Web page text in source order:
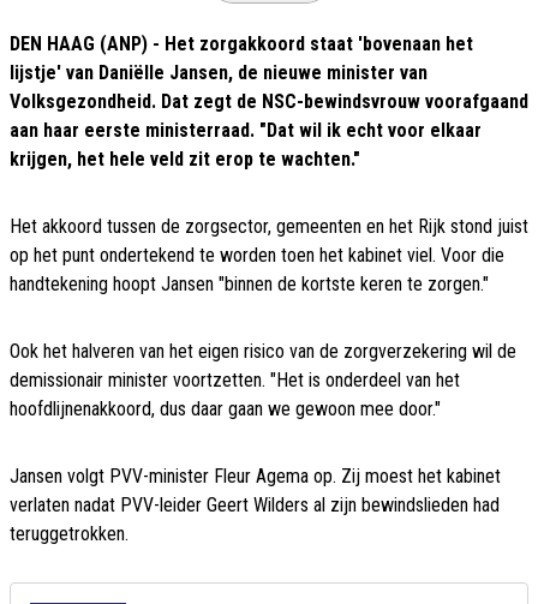
DEN HAAG (ANP) - Het zorgakkoord staat 'bovenaan het
lijstje' van Daniëlle Jansen, de nieuwe minister van
Volksgezondheid. Dat zegt de NSC-bewindsvrouw voorafgaand
aan haar eerste ministerraad. "Dat wil ik echt voor elkaar
krijgen, het hele veld zit erop te wachten."
Het akkoord tussen de zorgsector, gemeenten en het Rijk stond juist
op het punt ondertekend te worden toen het kabinet viel. Voor die
handtekening hoopt Jansen "binnen de kortste keren te zorgen."
Ook het halveren van het eigen risico van de zorgverzekering wil de
demissionair minister voortzetten. "Het is onderdeel van het
hoofdlijnenakkoord, dus daar gaan we gewoon mee door."
Jansen volgt PVV-minister Fleur Agema op. Zij moest het kabinet
verlaten nadat PVV-leider Geert Wilders al zijn bewindslieden had
teruggetrokken.